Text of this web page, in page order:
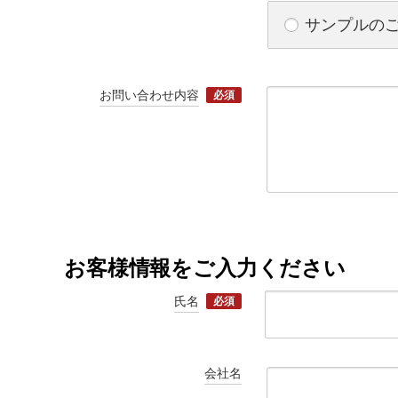
サンプルの
お問い合わせ内容 必須
お客様情報をご入力ください
氏名 必須
会社名